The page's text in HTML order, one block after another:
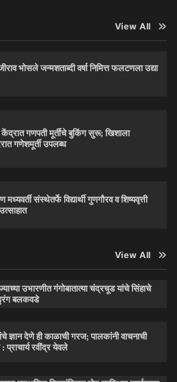
View All
भोसले जन्मशताब्दी वर्षा निमित्त फलटणला उद्या
केंद्रात गणपती मूर्तींचे बुकिंग सुरू; खिशाला
गणेशमूर्ती उपलब्ध
संस्थेतर्फे विद्यार्थी गुणगौरव व शिष्यवृत्ती
View All
उभारणीत गंगोबातात्या चंद्रचूड यांचे सिंहाचे
बलकवडे
ज्ञान देणे ही काळाची गरज; पालकांनी वाचनाची
प्राचार्य रवींद्र येवले